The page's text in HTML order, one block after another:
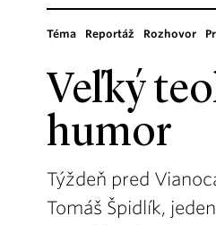
Téma Reportáž Rozhovor
Veľký
humor
Týždeň pred
Tomáš Špidlík,